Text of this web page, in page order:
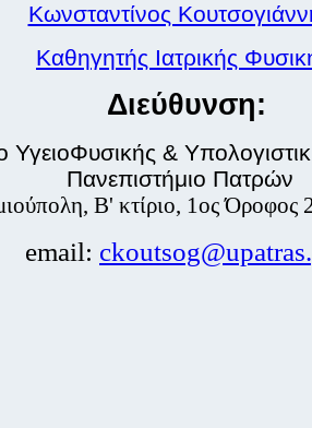
Κωνσταντίνος
Καθηγητής Ιατρικής
Διεύθυνση:
ΥγειοΦυσικής &
Πανεπιστήμιο Πατρών
Β' κτίριο, 1ος Όροφος
email: